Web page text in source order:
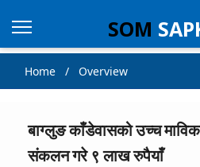
SOM
Home / Overview
बाग्लुङ काँडेवासको उच्च माविका
संकलन गरे ९ लाख रुपैयाँ